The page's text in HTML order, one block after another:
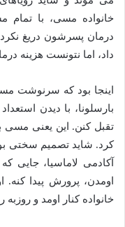
خانواده مسی، با تمام
درمان پسرشون دریغ
داد، اما نتونست هزینه
اینجا بود که سرنوشت
بارسلونا، با دیدن
تقبل کنن. این یعنی مسی
کرد. شاید تصمیم سختی
آکادمی لاماسیا، جایی
اومدن، پرورش پیدا کنه.
خانواده کنار اومد و روزبه